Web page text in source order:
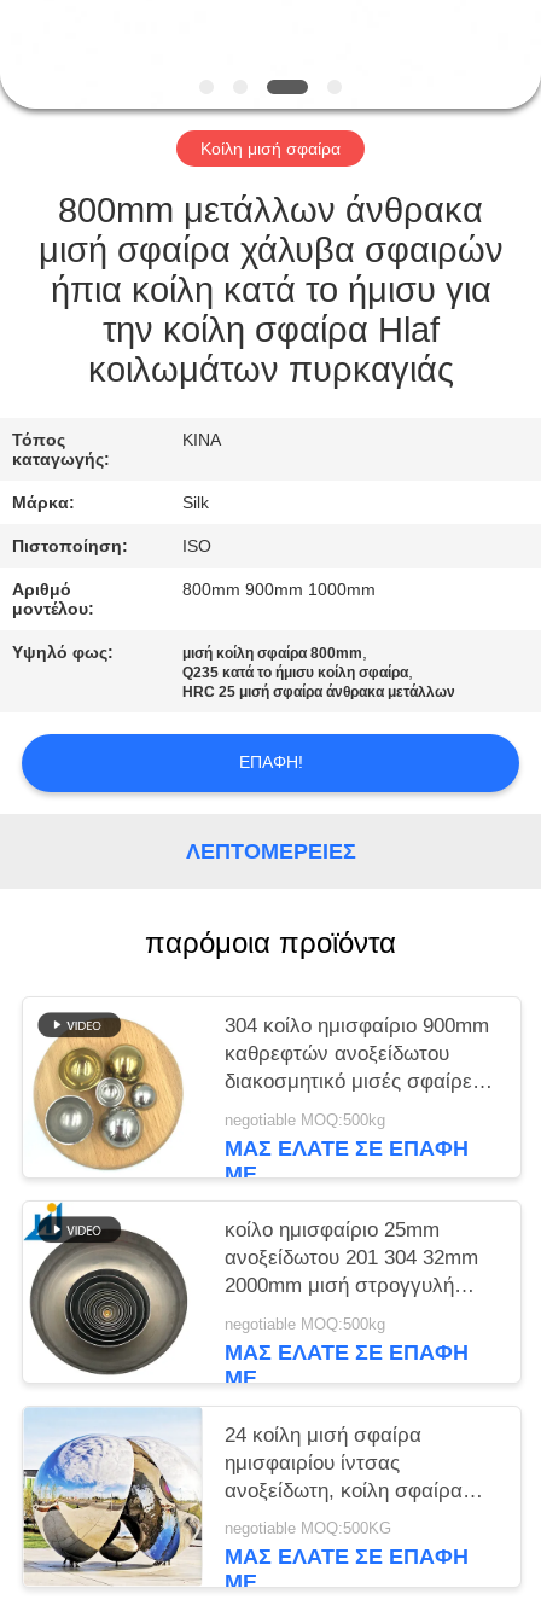
ΜΑΣ
ΕΛΆΤΕ
ΕΠΑΦΉ
ΜΕ
ΕΙΔΉΣΕΙΣ
ΠΕΡΙΠΤΏΣΕΙΣ
ΖΗΤΉΣΤΕ
ΈΝΑ
ΑΠΌΣΠΑΣΜΑ
SITEMAP
POLICY
Κοίλη μισή σφαίρα
800mm μετάλλων άνθρακα
μισή σφαίρα χάλυβα σφαιρών
ήπια κοίλη κατά το ήμισυ για
την κοίλη σφαίρα Hlaf
κοιλωμάτων πυρκαγιάς
Τόπος
καταγωγής:
ΚΙΝΑ
Μάρκα: Silk
Πιστοποίηση: ISO
Αριθμό
μοντέλου:
800mm 900mm 1000mm
Υψηλό φως: μισή κοίλη σφαίρα 800mm,
Q235 κατά το ήμισυ κοίλη σφαίρα,
HRC 25 μισή σφαίρα άνθρακα μετάλλων
ΕΠΑΦΉ!
ΛΕΠΤΟΜΈΡΕΙΕΣ
παρόμοια προϊόντα
304 κοίλο ημισφαίριο 900mm
καθρεφτών ανοξείδωτου
διακοσμητικό μισές σφαίρες
σιδήρου
negotiable MOQ:500kg
ΜΑΣ ΕΛΆΤΕ ΣΕ ΕΠΑΦΉ
ΜΕ
κοίλο ημισφαίριο 25mm
ανοξείδωτου 201 304 32mm
2000mm μισή στρογγυλή
σφαίρα ανοξείδωτου
σφαιρών καθρεφτών μισή
negotiable MOQ:500kg
ΜΑΣ ΕΛΆΤΕ ΣΕ ΕΠΑΦΉ
ΜΕ
24 κοίλη μισή σφαίρα
ημισφαιρίου ίντσας
ανοξείδωτη, κοίλη σφαίρα
χάλυβα
negotiable MOQ:500KG
ΜΑΣ ΕΛΆΤΕ ΣΕ ΕΠΑΦΉ
ΜΕ